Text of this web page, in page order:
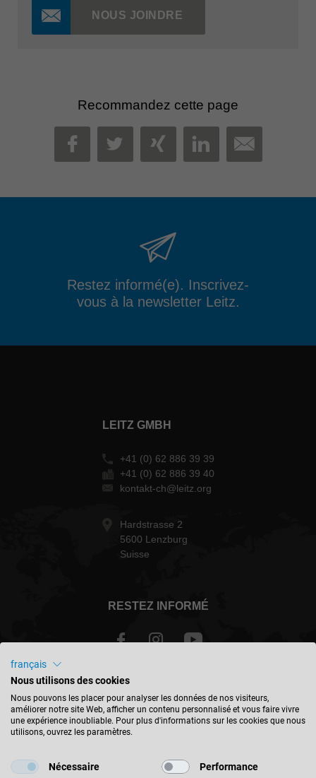
NOUS JOINDRE
Recommandez cette page
FACEBOOK
TWITTER
XINGLINKEDIN
MAIL
Restez informé(e). Inscrivez-
vous à la newsletter Leitz.
LEITZ GMBH
+41 (0) 62 886 39 39
+41 (0) 62 886 39 40
kontakt-ch@leitz.org
Hardstrasse 2
5600 Lenzburg
Suisse
RESTEZ INFORMÉ
Schweiz - français
TROUVER UN EMPLACEMENT
français
Nous utilisons des cookies
Nous pouvons les placer pour analyser les données de nos visiteurs,
améliorer notre site Web, afficher un contenu personnalisé et vous faire vivre
une expérience inoubliable. Pour plus d'informations sur les cookies que nous
utilisons, ouvrez les paramètres.
Nécessaire Performance